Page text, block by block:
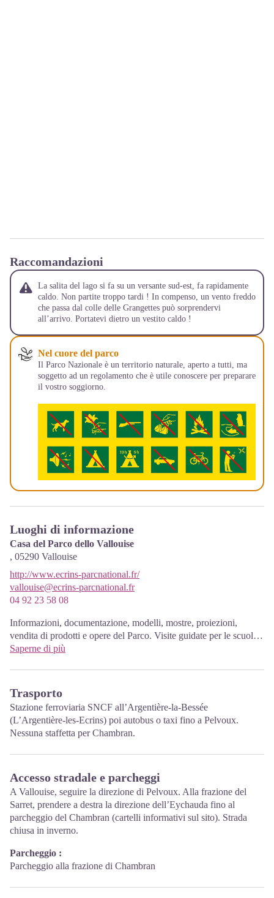
Raccomandazioni
La salita del lago si fa su un versante sud-est, fa rapidamente
caldo. Non partite troppo tardi ! In compenso, un vento freddo
che passa dal colle delle Grangettes può sorprendervi
all’arrivo. Portatevi dietro un vestito caldo !
Nel cuore del parco
Il Parco Nazionale è un territorio naturale, aperto a tutti, ma
soggetto ad un regolamento che è utile conoscere per preparare
il vostro soggiorno.
Luoghi di informazione
Casa del Parco dello Vallouise
, 05290 Vallouise
http://www.ecrins-parcnational.fr/
vallouise@ecrins-parcnational.fr
04 92 23 58 08
Informazioni, documentazione, modelli, mostre, proiezioni,
vendita di prodotti e opere del Parco. Visite guidate per le scuole,
prenotazione obbligatoria. Il nuovo Park House inaugurato nel
patrimonio. Uno spazio espositivo temporaneo consentirà una
rinnovata offerta. Infine, il dispositivo è completato da una sala
audiovisivi per organizzare proiezioni e conferenze Ingresso
gratuito. Tutte le animazioni del Parco sono gratuite salvo
indicazione contraria.
Saperne di più
Trasporto
Stazione ferroviaria SNCF all’Argentière-la-Bessée
(L’Argentière-les-Ecrins) poi autobus o taxi fino a Pelvoux.
Nessuna staffetta per Chambran.
Accesso stradale e parcheggi
A Vallouise, seguire la direzione di Pelvoux. Alla frazione del
Sarret, prendere a destra la direzione dell’Eychauda fino al
parcheggio del Chambran (cartelli informativi sul sito). Strada
chiusa in inverno.
Parcheggio :
Parcheggio alla frazione di Chambran